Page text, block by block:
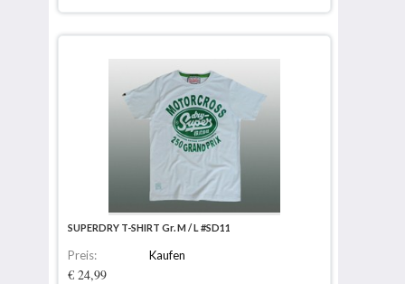
SUPERDRY T-SHIRT Gr. M / L #SD11
Preis:
€ 24,99
Kaufen